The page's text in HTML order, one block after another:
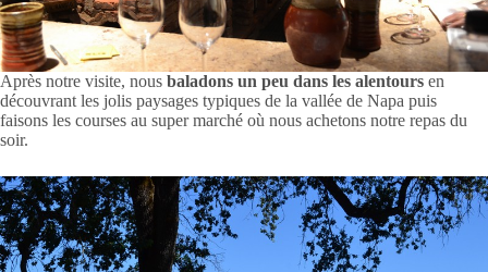
Après notre visite, nous baladons un peu dans les alentours en
découvrant les jolis paysages typiques de la vallée de Napa puis
faisons les courses au super marché où nous achetons notre repas du
soir.